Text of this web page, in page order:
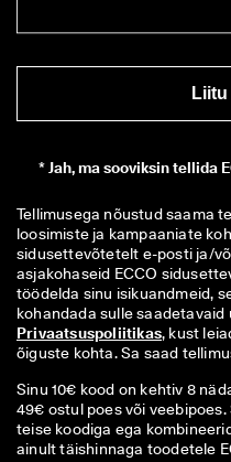
*Jah, ma sooviksin tellida
Tellimusega nõustud saama
loosimiste ja kampaaniate
sidusettevõtetelt e-posti ja/
asjakohaseid ECCO
töödelda sinu isikuandmeid,
Privaatsuspoliitikas, kust
õiguste kohta. Sa saad
Sinu 10€ kood on kehtiv 8
49€ ostul poes või
teise koodiga ega
ainult täishinnaga toodetele